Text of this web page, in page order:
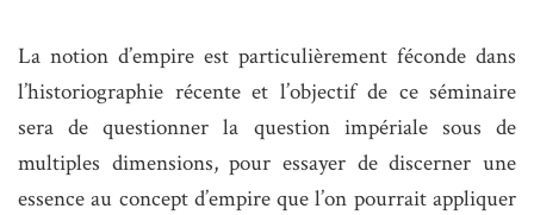
La notion d’empire est particulièrement féconde dans
l’historiographie récente et l’objectif de ce séminaire
sera de questionner la question impériale sous de
multiples dimensions, pour essayer de discerner une
essence au concept d’empire que l’on pourrait appliquer